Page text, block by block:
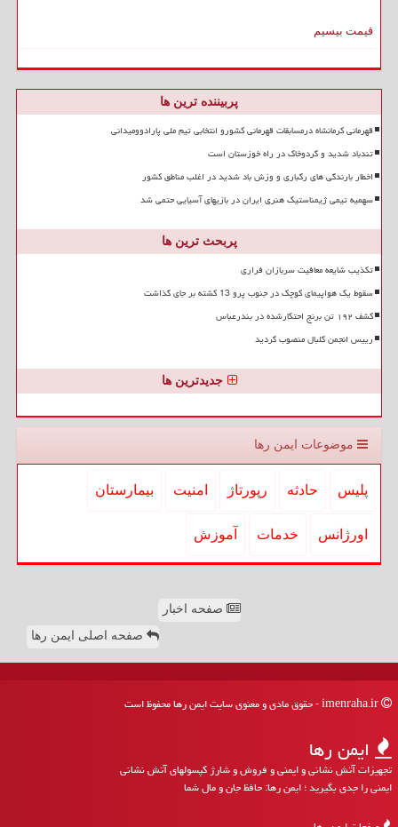
قیمت بیسیم
پربیننده ترین ها
قهرمانی کرمانشاه درمسابقات قهرمانی کشورو انتخابی تیم ملی پارادوومیدانی
تندباد شدید و گردوخاک در راه خوزستان است
اخطار بارندگی های رگباری و وزش باد شدید در اغلب مناطق کشور
سهمیه تیمی ژیمناستیک هنری ایران در بازیهای آسیایی حتمی شد
پربحث ترین ها
تکذیب شایعه معافیت سربازان فراری
سقوط یک هواپیمای کوچک در جنوب پرو 13 کشته بر جای گذاشت
کشف ۱۹۲ تن برنج احتکارشده در بندرعباس
رییس انجمن گلبال منصوب گردید
جدیدترین ها
موضوعات ایمن رها
پلیس حادثه رپورتاژ امنیت بیمارستان
اورژانس خدمات آموزش
صفحه اخبار
صفحه اصلی ایمن رها
ایمن رها
تجهیزات آتش نشانی و ایمنی و فروش و شارژ کپسولهای آتش نشانی
ایمنی را جدی بگیرید ؛ ایمن رها: حافظ جان و مال شما